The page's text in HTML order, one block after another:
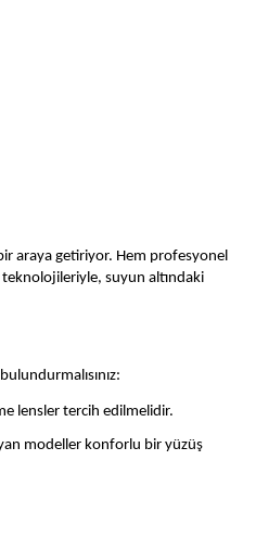
araya getiriyor. Hem profesyonel
teknolojileriyle, suyun altındaki
lensler tercih edilmelidir.
modeller konforlu bir yüzüş